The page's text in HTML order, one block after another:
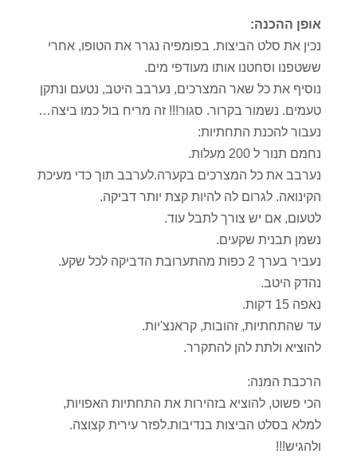
אופן ההכנה:
נכין את סלט הביצות. בפומפיה נגרר את הטופו, אחרי
ששטפנו וסחטנו אותו מעודפי מים.
נוסיף את כל שאר המצרכים, נערבב היטב, נטעם ונתקן
טעמים. נשמור בקרור. סגור!!! זה מריח בול כמו ביצה…
נעבור להכנת התחתיות:
נחמם תנור ל 200 מעלות.
נערבב את כל המצרכים בקערה.לערבב תוך כדי מעיכת
הקינואה. לגרום לה להיות קצת יותר דביקה.
לטעום, אם יש צורך לתבל עוד.
נשמן תבנית שקעים.
נעביר בערך 2 כפות מהתערובת הדביקה לכל שקע.
נהדק היטב.
נאפה 15 דקות.
עד שהתחתיות, זהובות, קראנצ'יות.
להוציא ולתת להן להתקרר.
הרכבת המנה:
הכי פשוט, להוציא בזהירות את התחתיות האפויות,
למלא בסלט הביצות בנדיבות.לפזר עירית קצוצה.
ולהגיש!!!